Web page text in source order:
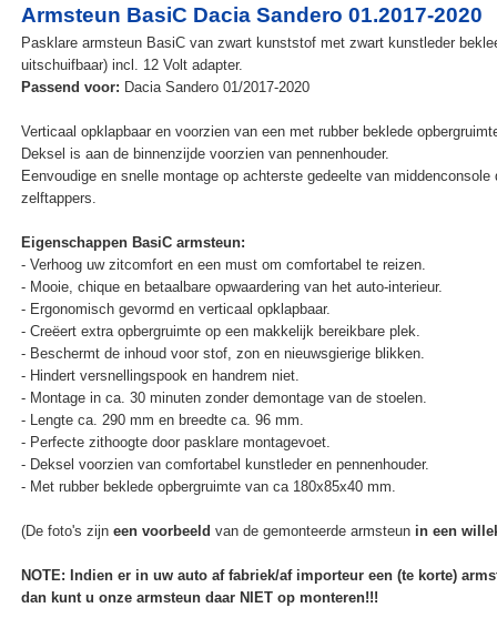
Armsteun BasiC Dacia Sandero 01.2017-2020
Pasklare armsteun BasiC van zwart kunststof met zwart kunstleder
uitschuifbaar) incl. 12 Volt adapter.
Passend voor: Dacia Sandero 01/2017-2020
Verticaal opklapbaar en voorzien van een met rubber beklede
Deksel is aan de binnenzijde voorzien van pennenhouder.
Eenvoudige en snelle montage op achterste gedeelte van middenconsole
zelftappers.
Eigenschappen BasiC armsteun:
- Verhoog uw zitcomfort en een must om comfortabel te reizen.
- Mooie, chique en betaalbare opwaardering van het auto-interieur.
- Ergonomisch gevormd en verticaal opklapbaar.
- Creëert extra opbergruimte op een makkelijk bereikbare plek.
- Beschermt de inhoud voor stof, zon en nieuwsgierige blikken.
- Hindert versnellingspook en handrem niet.
- Montage in ca. 30 minuten zonder demontage van de stoelen.
- Lengte ca. 290 mm en breedte ca. 96 mm.
- Perfecte zithoogte door pasklare montagevoet.
- Deksel voorzien van comfortabel kunstleder en pennenhouder.
- Met rubber beklede opbergruimte van ca 180x85x40 mm.
(De foto's zijn een voorbeeld van de gemonteerde armsteun in een
NOTE: Indien er in uw auto af fabriek/af importeur een (te korte)
dan kunt u onze armsteun daar NIET op monteren!!!